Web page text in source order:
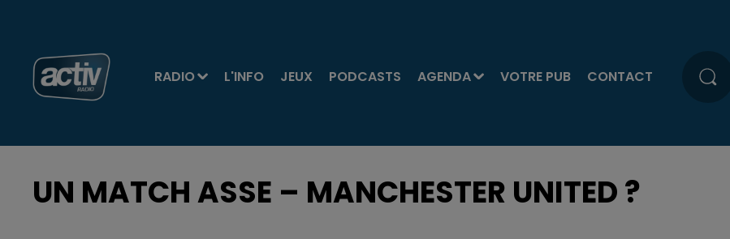
RADIO L'INFO JEUX PODCASTS AGENDA VOTRE PUB CONTACT
UN MATCH ASSE – MANCHESTER UNITED ?